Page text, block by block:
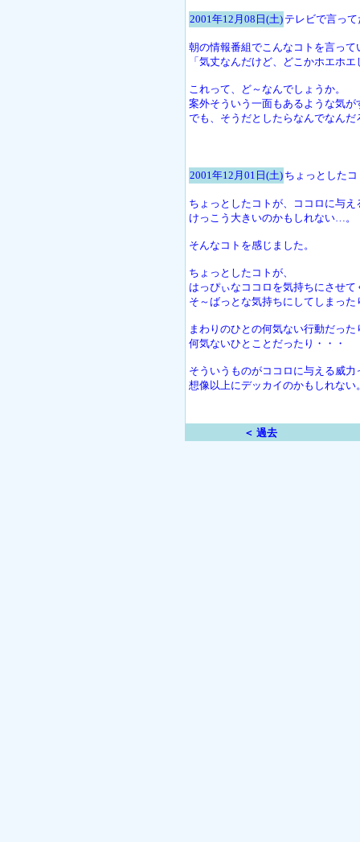
2001年12月08日(土) テレビで言っ
朝の情報番組でこんなコトを言って
「気丈なんだけど、どこかホエホ
これって、ど～なんでしょうか。
案外そういう一面もあるような気が
でも、そうだとしたらなんでなんだ
2001年12月01日(土) ちょっとしたコ
ちょっとしたコトが、ココロに与え
けっこう大きいのかもしれない…。
そんなコトを感じました。
ちょっとしたコトが、
はっぴぃなココロを気持ちにさせて
そ～ばっとな気持ちにしてしまった
まわりのひとの何気ない行動だった
何気ないひとことだったり・・・
そういうものがココロに与える威力
想像以上にデッカイのかもしれない
＜ 過去